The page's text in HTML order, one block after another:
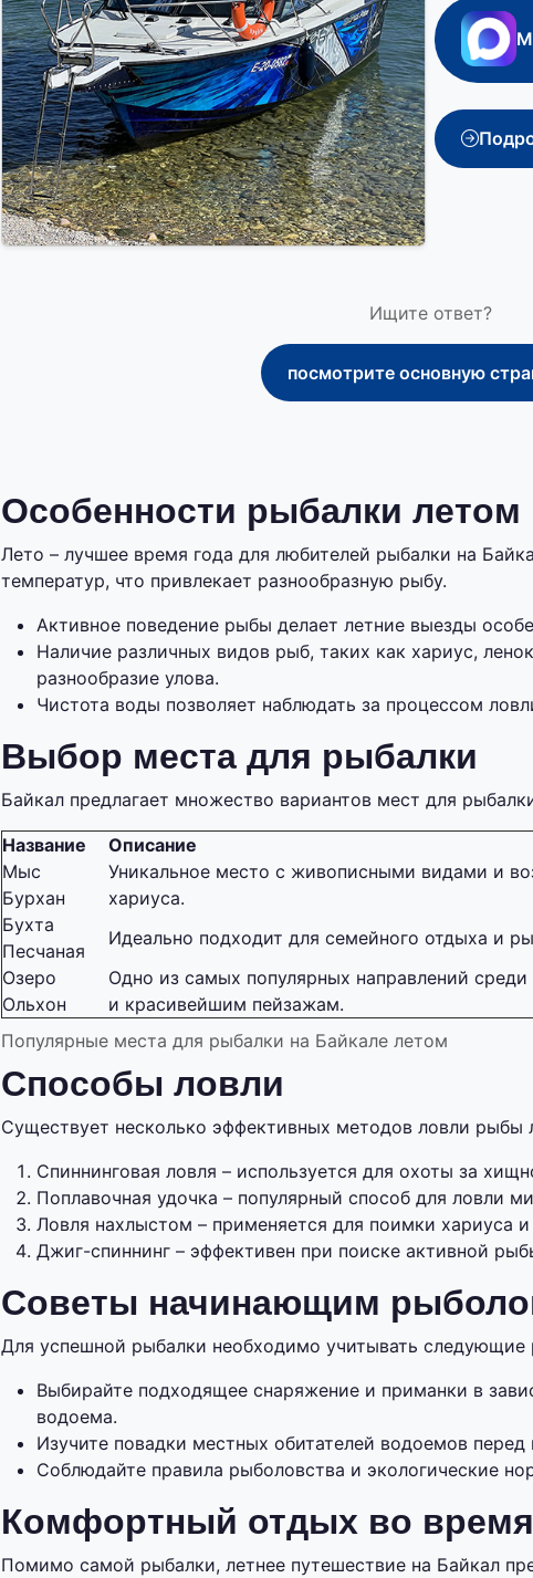
Ищите ответ?
посмотрите основную
Особенности рыбалки летом
Лето – лучшее время года для любителей рыбалки на
температур, что привлекает разнообразную рыбу.
Активное поведение рыбы делает летние выезды
Наличие различных видов рыб, таких как хариус,
разнообразие улова.
Чистота воды позволяет наблюдать за процессом
Выбор места для рыбалки
Байкал предлагает множество вариантов мест для
Популярные места для рыбалки на Байкале летом
Название
Описание
Мыс
Бурхан
Уникальное место с живописными видами и
хариуса.
Бухта
Песчаная
Идеально подходит для семейного отдыха и
Озеро
Ольхон
Одно из самых популярных направлений
и красивейшим пейзажам.
Способы ловли
Существует несколько эффективных методов ловли рыбы
Спиннинговая ловля – используется для охоты за
Поплавочная удочка – популярный способ для ловли
Ловля нахлыстом – применяется для поимки хариуса и
Джиг-спиннинг – эффективен при поиске активной
Советы начинающим
Для успешной рыбалки необходимо учитывать следующие
Выбирайте подходящее снаряжение и приманки в
водоема.
Изучите повадки местных обитателей водоемов перед
Соблюдайте правила рыболовства и экологические
Комфортный отдых во
Помимо самой рыбалки, летнее путешествие на Байкал